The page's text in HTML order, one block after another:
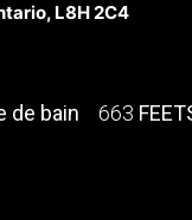
L8H 2C4
de bain 663